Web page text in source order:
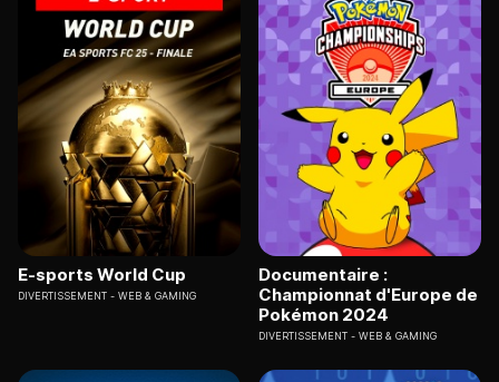
E-sports World Cup
DIVERTISSEMENT WEB & GAMING
Documentaire :
Championnat d'Europe de
Pokémon 2024
DIVERTISSEMENT WEB & GAMING